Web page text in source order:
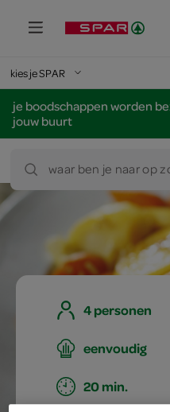
kies je SPAR
je boodschappen worden
jouw buurt
waar ben je naar op
4 personen
eenvoudig
20 min.